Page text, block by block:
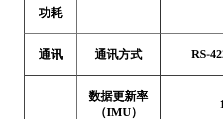
功耗
通讯 通讯方式 RS-
数据更新率
（IMU）